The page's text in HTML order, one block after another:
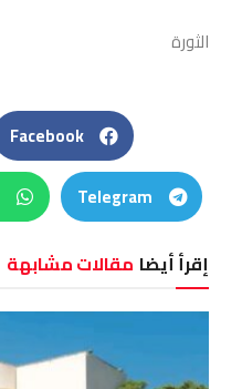
الثورة
Facebook
Telegram
إقرأ أيضا مقالات مشابهة